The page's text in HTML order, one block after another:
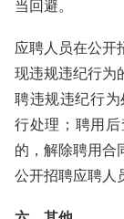
当回避。
应聘人员在公开
现违规违纪行为
聘违规违纪行
行处理；聘用
的，解除聘用合
公开招聘应聘人